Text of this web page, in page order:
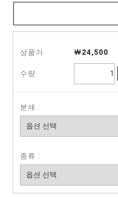
상품가 ￦24,500
수량
분쇄 :
종류 :